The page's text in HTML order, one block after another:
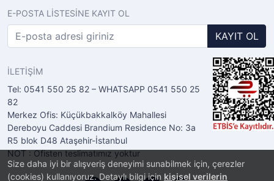
Size daha iyi bir alışveriş deneyimi sunabilmek için, çerezler
(cookies) kullanıyoruz. Detaylı bilgi için kişisel verilerin
E-POSTA LİSTESİNE KAYIT OL
KAYIT OL
İLETİŞİM
Tel: 0541 550 25 82 – WHATSAPP 0541 550 25
82
Merkez Ofis: Küçükbakkalköy Mahallesi
Dereboyu Caddesi Brandium Residence No: 3a
R5 blok D48 Ataşehir-İstanbul
NOT : Ofisten teslimatımız yoktur